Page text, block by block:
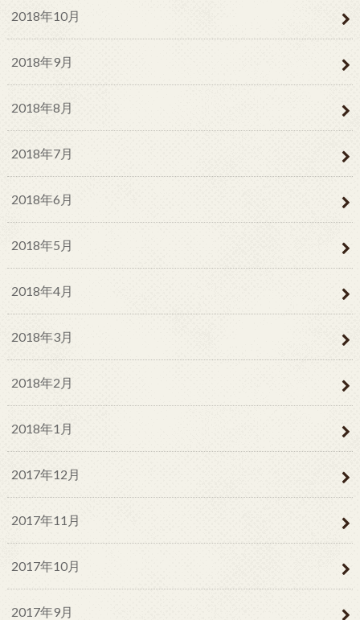
2018年10月
2018年9月
2018年8月
2018年7月
2018年6月
2018年5月
2018年4月
2018年3月
2018年2月
2018年1月
2017年12月
2017年11月
2017年10月
2017年9月